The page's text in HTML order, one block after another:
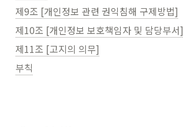
제9조 [개인정보 관련 권익침해 구제방법]
제10조 [개인정보 보호책임자 및 담당부서]
제11조 [고지의 의무]
부칙